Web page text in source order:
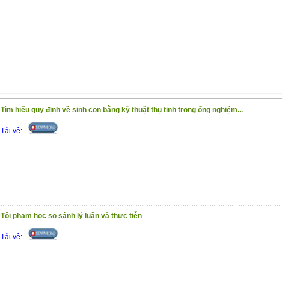
Tìm hiểu quy định về sinh con bằng kỹ thuật thụ tinh trong ống nghiệm...
Tải về:
Tội phạm học so sánh lý luận và thực tiễn
Tải về: